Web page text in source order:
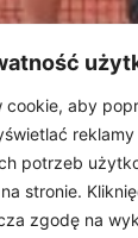
cookie, aby
potrzeb
stronie.
zgodę na
Ladies